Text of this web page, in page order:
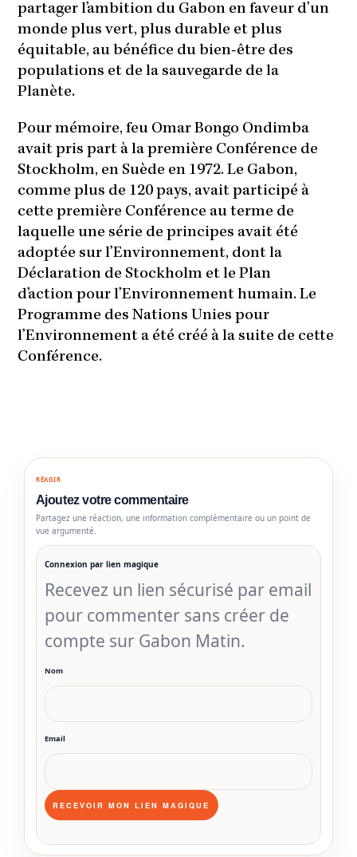
partager l’ambition du Gabon en faveur d’un
monde plus vert, plus durable et plus
équitable, au bénéfice du bien-être des
populations et de la sauvegarde de la
Planète.
Pour mémoire, feu Omar Bongo Ondimba
avait pris part à la première Conférence de
Stockholm, en Suède en 1972. Le Gabon,
comme plus de 120 pays, avait participé à
cette première Conférence au terme de
laquelle une série de principes avait été
adoptée sur l’Environnement, dont la
Déclaration de Stockholm et le Plan
d’action pour l’Environnement humain. Le
Programme des Nations Unies pour
l’Environnement a été créé à la suite de cette
Conférence.
RÉAGIR
Ajoutez votre commentaire
Partagez une réaction, une information complémentaire ou un point de
vue argumenté.
Connexion par lien magique
Recevez un lien sécurisé par email
pour commenter sans créer de
compte sur Gabon Matin.
Nom
Email